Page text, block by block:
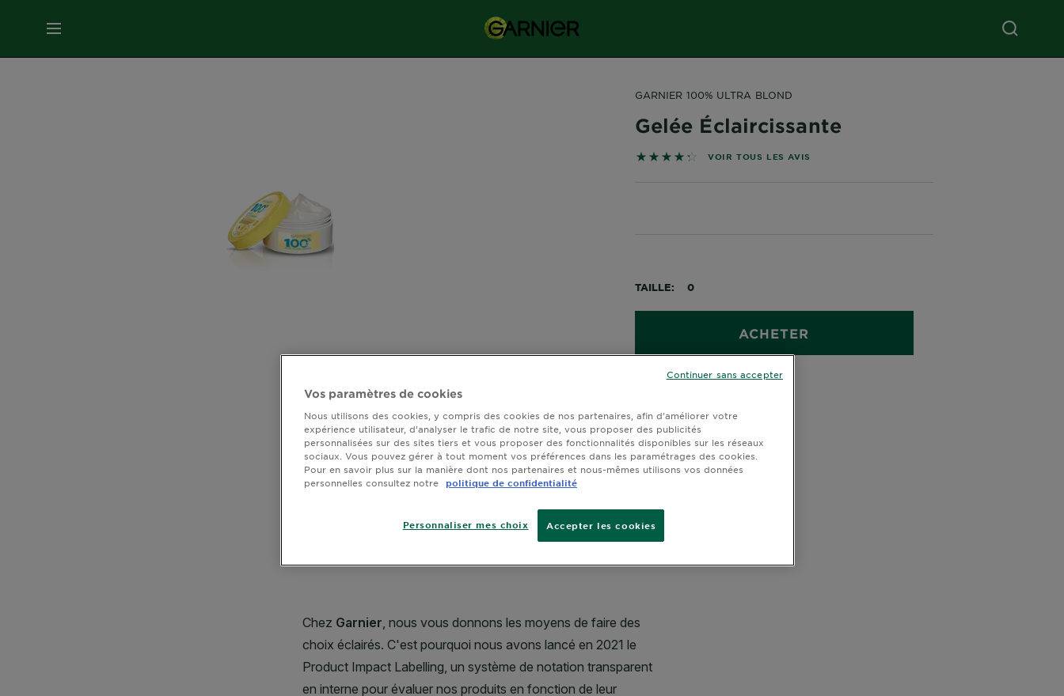
MENU
GARNIER 100% ULTRA BLOND
Gelée Éclaircissante
4.3333 sur 5 étoiles basé sur les avis
VOIR TOUS LES AVIS
TAILLE 0
ACHETER
Vos paramètres de cookies
Nous utilisons des cookies, y compris des cookies de nos partenaires, afin d’améliorer votre
expérience utilisateur, d’analyser le trafic de notre site, vous proposer des publicités
personnalisées sur des sites tiers et vous proposer des fonctionnalités disponibles sur les réseaux
sociaux. Vous pouvez gérer à tout moment vos préférences dans les paramétrages des cookies.
Pour en savoir plus sur la manière dont nos partenaires et nous-mêmes utilisons vos données
personnelles consultez notre
politique de confidentialité
Accepter les cookies
Personnaliser mes choix
Continuer sans accepter